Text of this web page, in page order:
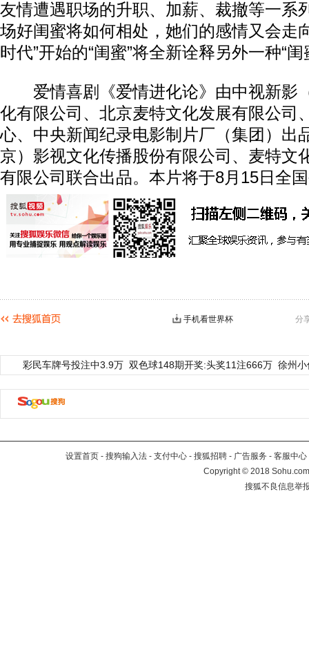
友情遭遇职场的升职、加薪、裁撤等一系
场好闺蜜将如何相处，她们的感情又会走
时代”开始的“闺蜜”将全新诠释另外一种“闺
爱情喜剧《爱情进化论》由中视新影
化有限公司、北京麦特文化发展有限公司
心、中央新闻纪录电影制片厂（集团）出
京）影视文化传播股份有限公司、麦特文
有限公司联合出品。本片将于8月15日全
分
手机看世界杯
彩民车牌号投注中3.9万 双色球148期开奖:头奖11注666万 徐州
设置首页 - 搜狗输入法 - 支付中心 - 搜狐招聘 - 广告服务 - 客服中心
Copyright©2018
搜狐不良信息举